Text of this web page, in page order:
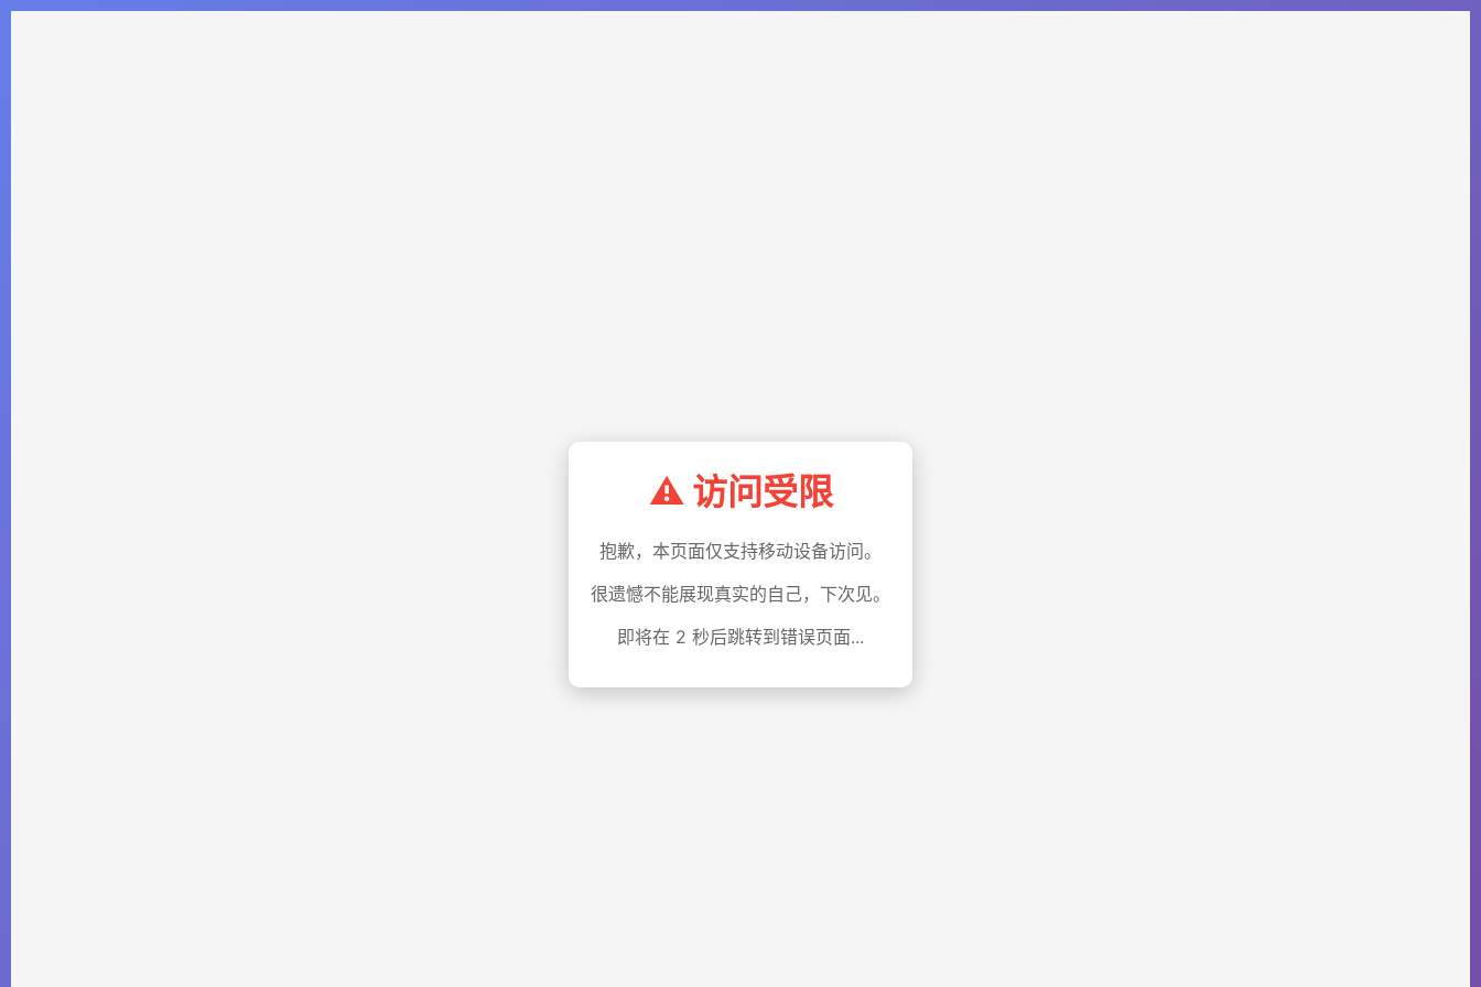
⚠️ 访问受限
抱歉，本页面仅支持移动设备访问。
很遗憾不能展现真实的自己，下次见。
即将在1秒后跳转到错误页面...